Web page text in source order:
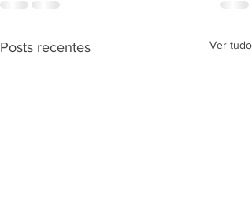
Posts recentes Ver tudo